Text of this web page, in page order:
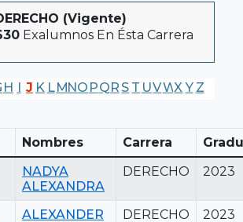
(Vigente)
Exalumnos En Ésta Carrera
H I J K LMNO PQR S T UVWX Y Z
Nombres Carrera
NADYA
ALEXANDRA
DERECHO 2023
ALEXANDER
DERECHO 2023